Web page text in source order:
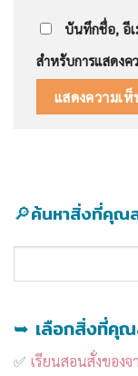
บันทึกชื่อ, อีเ
สำหรับการแสดงค
🔎ค้นหาสิ่งที่คุณ
➥ เลือกสิ่งที่คุ
✅ เรียนสอนสั่งของ